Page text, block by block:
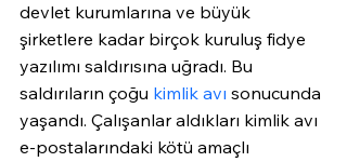
devlet kurumlarına ve büyük
şirketlere kadar birçok kuruluş fidye
yazılımı saldırısına uğradı. Bu
saldırıların çoğu kimlik avı sonucunda
yaşandı. Çalışanlar aldıkları kimlik avı
e-postalarındaki kötü amaçlı